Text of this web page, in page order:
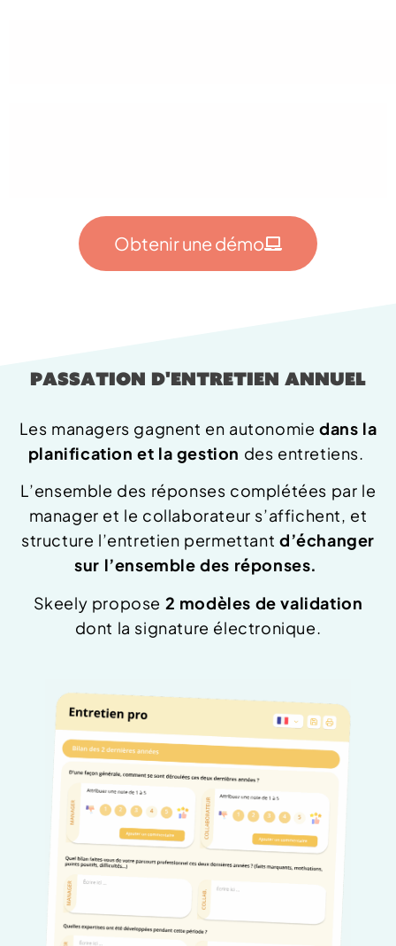
Obtenir une démo
Passation d'entretien annuel
Les managers gagnent en autonomie dans la
planification et la gestion des entretiens.
L’ensemble des réponses complétées par le
manager et le collaborateur s’affichent, et
structure l’entretien permettant d’échanger
sur l’ensemble des réponses.
Skeely propose 2 modèles de validation
dont la signature électronique.